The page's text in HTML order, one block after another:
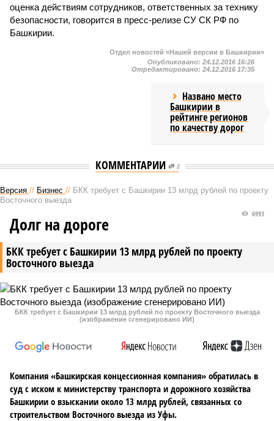
оценка действиям сотрудников, ответственных за технику
безопасности, говорится в пресс-релизе СУ СК РФ по
Башкирии.
Отдел новостей «Нашей версии в Башкирии»
Опубликовано: 24.12.2016 16:26
Отредактировано: 24.12.2016 17:35
Названо место
Башкирии в
рейтинге регионов
по качеству дорог
КОММЕНТАРИИ 0
Версия // Бизнес // БКК требует с Башкирии 13 млрд рублей по проекту
Восточного выезда
БКК требует с Башкирии 13 млрд рублей по проекту
Восточного выезда
6993
Долг на дороге
БКК требует с Башкирии 13 млрд рублей по проекту Восточного выезда
(изображение сгенерировано ИИ)
Компания «Башкирская концессионная компания» обратилась в
суд с иском к министерству транспорта и дорожного хозяйства
Башкирии о взыскании около 13 млрд рублей, связанных со
строительством Восточного выезда из Уфы.